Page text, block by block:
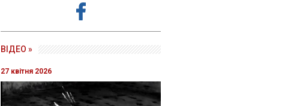
ВІДЕО »
27 квітня 2026